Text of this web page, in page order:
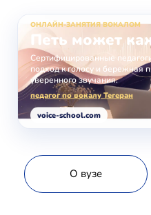
ОНЛАЙН-ЗАНЯТИЯ ВОКАЛОМ
Петь может
Сертифицированные
подход к голосу и бережная
уверенного звучания.
педагог по вокалу Тегеран
voice-school.com
О вузе